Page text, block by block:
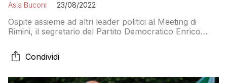
Asia Buconi 23/08/2022
Ospite assieme ad altri leader politici al Meeting di
Rimini, il segretario del Partito Democratico Enrico
delle elezioni del 25 settembre. Tra queste, una ha
avuto particolare risalto: “Dobbiamo rendere
obbligatoria. E poi dobbiamo allungare l’obbligo
Condividi